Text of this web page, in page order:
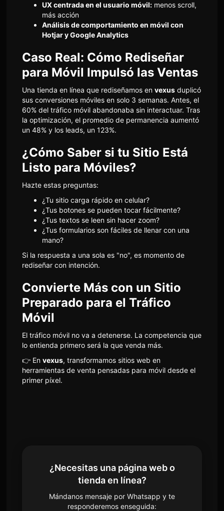
UX centrada en el usuario móvil:menos scroll,
más acción
Análisis de comportamiento en móvil con
Hotjar y Google Analytics
Caso Real: Cómo Rediseñar
para Móvil Impulsó las Ventas
Una tienda en línea que rediseñamos en vexusduplicó
sus conversiones móviles en solo 3 semanas. Antes, el
60% del tráfico móvil abandonaba sin interactuar. Tras
la optimización, el promedio de permanencia aumentó
un 48% y los leads, un 123%.
¿Cómo Saber si tu Sitio Está
Listo para Móviles?
Hazte estas preguntas:
¿Tu sitio carga rápido en celular?
¿Tus botones se pueden tocar fácilmente?
¿Tus textos se leen sin hacer zoom?
¿Tus formularios son fáciles de llenar con una
mano?
Si la respuesta a una sola es "no", es momento de
rediseñar con intención.
Convierte Más con un Sitio
Preparado para el Tráfico
Móvil
El tráfico móvil no va a detenerse. La competencia que
lo entienda primero será la que venda más.
👉 En vexus, transformamos sitios web en
herramientas de venta pensadas para móvil desde el
primer píxel.
¿Necesitas una página web o
tienda en línea?
Mándanos mensaje por Whatsapp y te
responderemos enseguida: